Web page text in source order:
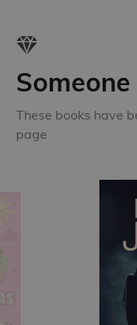
These books have
page